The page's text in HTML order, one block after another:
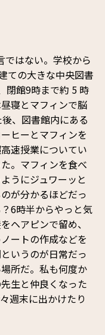
ではない。学校から
ての大きな中央図書
閉館9時まで約 5 時
寝とマフィンで脳
、図書館内にある
ヒーとマフィンを
速授業についてい
。マフィンを食べ
うにジュワーッと
が分かるほどだっ
6時半からやっと気
ヘアピンで留め、
ートの作成などを
いうのが日常だっ
所だ。私も何度か
生と仲良くなった
週末に出かけたり